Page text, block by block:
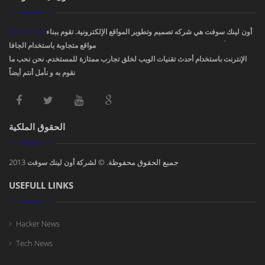
OnLinkSoftأون لينك سوفت هي شركه تصميم وتطوير المواقع الإلكترونية. تقوم ببناء
مواقع متجاوبة باستخدام الجافا، PHP، HTML5 ,CSS3. ودمج أفضل تصاميم مواقع
الإنترنت باستخدام أحدث تقنيات الويب لخلق تجارب ممتازة للمستخدم. نحن نحب ما
الحقوق الملكية
جميع الحقوق محفوظة. © لشركة أون لينك سوفت 2013
USEFULL LINKS
Hacker News
Tech News